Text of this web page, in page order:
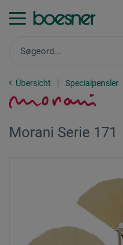
Übersicht Specialpensler
Morani Serie 171